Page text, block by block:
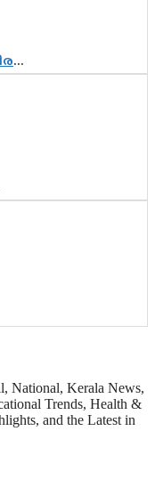
National, Kerala News,
Trends, Health &
and the Latest in